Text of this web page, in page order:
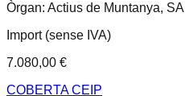
Òrgan: Actius de Muntanya, SA
Import (sense IVA)
7.080,00 €
COBERTA CEIP